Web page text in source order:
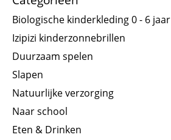
Biologische kinderkleding 0 - 6 jaar
Izipizi kinderzonnebrillen
Duurzaam spelen
Slapen
Natuurlijke verzorging
Naar school
Eten & Drinken